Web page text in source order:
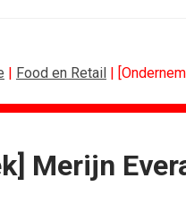
| Food en Retail |
Merijn
als...